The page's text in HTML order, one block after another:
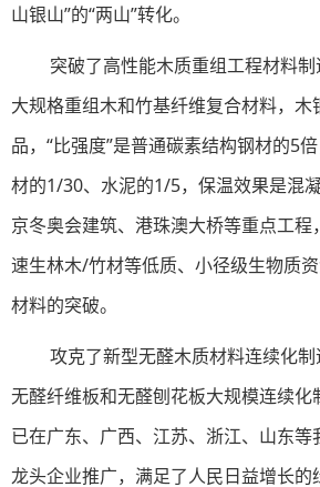
山银山”的“两山”转化。
突破了高性能木质重组工程材料
大规格重组木和竹基纤维复合材料，木
品，“比强度”是普通碳素结构钢材的5
材的1/30、水泥的1/5，保温效果是混
京冬奥会建筑、港珠澳大桥等重点工
速生林木/竹材等低质、小径级生物质
材料的突破。
攻克了新型无醛木质材料连续化
无醛纤维板和无醛刨花板大规模连续化
已在广东、广西、江苏、浙江、山东等
龙头企业推广，满足了人民日益增长的